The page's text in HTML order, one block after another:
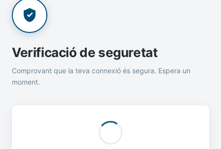
Verificació de seguretat
Comprovant que la teva connexió és segura. Espera un
moment.